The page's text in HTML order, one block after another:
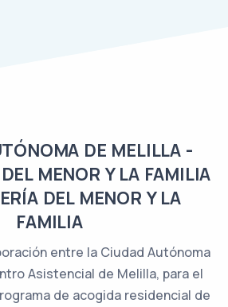
DE MELILLA -
MENOR Y LA FAMILIA
DEL MENOR Y LA
FAMILIA
entre la Ciudad Autónoma
Asistencial de Melilla, para el
de acogida residencial de